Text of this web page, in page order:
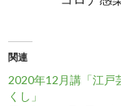
関連
2020年12月講「江戸
くし」